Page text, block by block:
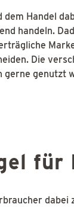
Handel
handeln.
Die
gerne genutzt
für
dabei